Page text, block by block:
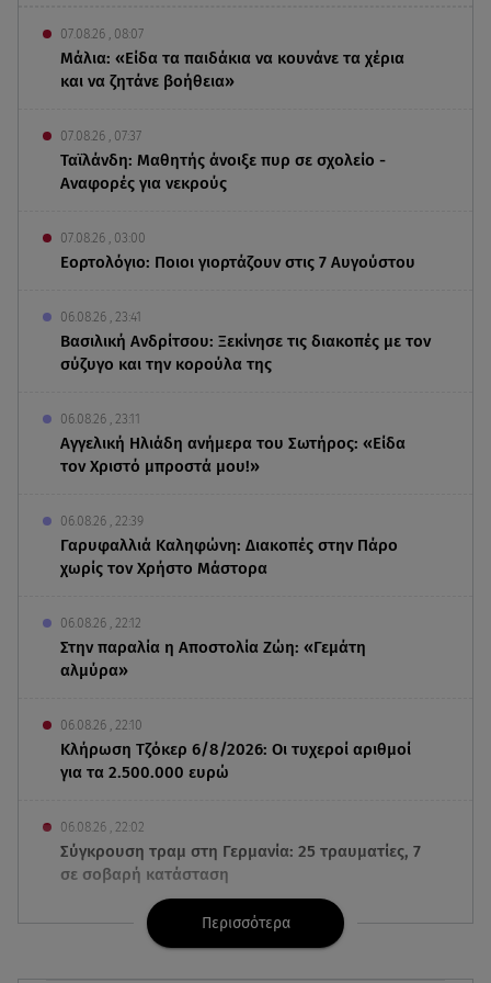
07.08.26 , 08:07
Μάλια: «Είδα τα παιδάκια να κουνάνε τα χέρια
και να ζητάνε βοήθεια»
07.08.26 , 07:37
Ταϊλάνδη: Μαθητής άνοιξε πυρ σε σχολείο -
Αναφορές για νεκρούς
07.08.26 , 03:00
Εορτολόγιο: Ποιοι γιορτάζουν στις 7 Αυγούστου
06.08.26 , 23:41
Βασιλική Ανδρίτσου: Ξεκίνησε τις διακοπές με τον
σύζυγο και την κορούλα της
06.08.26 , 23:11
Αγγελική Ηλιάδη ανήμερα του Σωτήρος: «Είδα
τον Χριστό μπροστά μου!»
06.08.26 , 22:39
Γαρυφαλλιά Καληφώνη: Διακοπές στην Πάρο
χωρίς τον Χρήστο Μάστορα
06.08.26 , 22:12
Στην παραλία η Αποστολία Ζώη: «Γεμάτη
αλμύρα»
06.08.26 , 22:10
Κλήρωση Τζόκερ 6/8/2026: Οι τυχεροί αριθμοί
για τα 2.500.000 ευρώ
06.08.26 , 22:02
Σύγκρουση τραμ στη Γερμανία: 25 τραυματίες, 7
σε σοβαρή κατάσταση
Νέες τουρκικές προκλήσεις στο Αιγαίο -
Αερομαχία με ελληνικά F-16
Περισσότερα